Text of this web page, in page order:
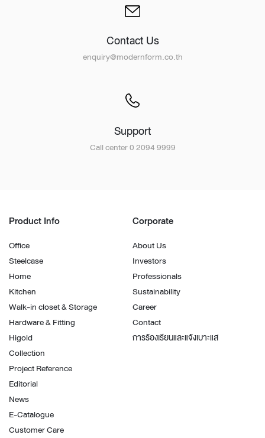
Contact Us
enquiry@modernform.co.th
Support
Call center 0 2094 9999
Product Info
Office
Steelcase
Home
Kitchen
Walk-in closet & Storage
Hardware & Fitting
Higold
Collection
Project Reference
Editorial
News
E-Catalogue
Customer Care
Corporate
About Us
Investors
Professionals
Sustainability
Career
Contact
การร้องเรียนและแจ้งเบาะแส